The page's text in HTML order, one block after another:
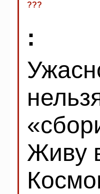
???
:
Живу